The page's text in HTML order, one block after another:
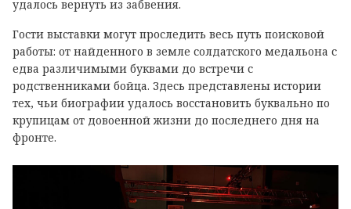
удалось вернуть из забвения.
Гости выставки могут проследить весь путь поисковой
работы: от найденного в земле солдатского медальона с
едва различимыми буквами до встречи с
родственниками бойца. Здесь представлены истории
тех, чьи биографии удалось восстановить буквально по
крупицам от довоенной жизни до последнего дня на
фронте.